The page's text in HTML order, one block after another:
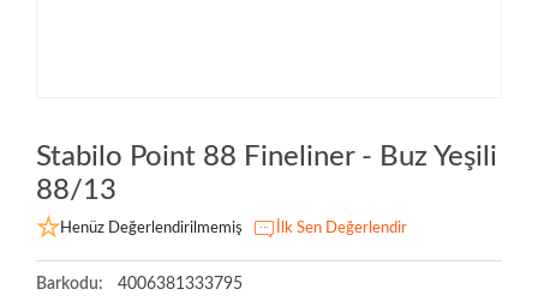
Stabilo Point 88 Fineliner - Buz Yeşili
88/13
Henüz Değerlendirilmemiş İlk Sen Değerlendir
Barkodu:
4006381333795